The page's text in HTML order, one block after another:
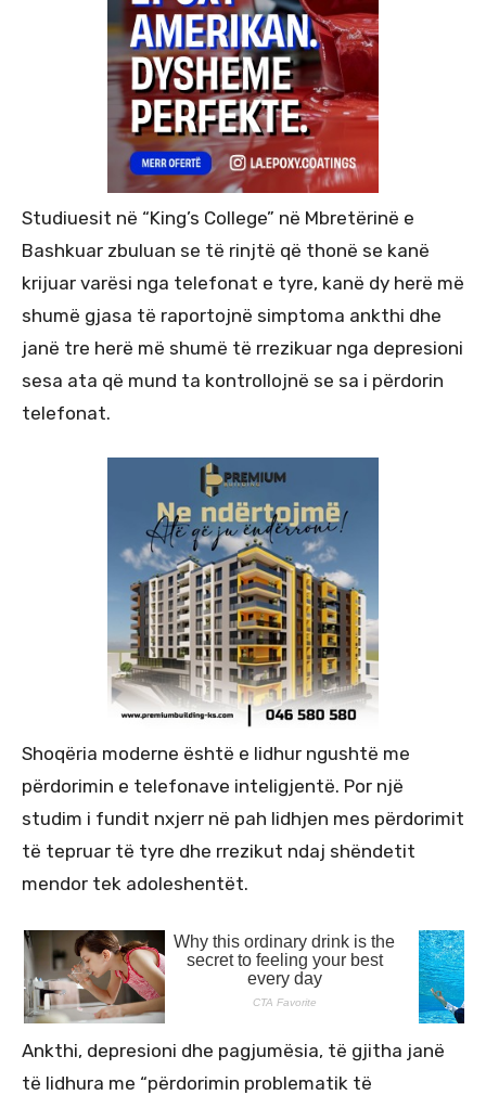
Studiuesit në “King’s College” në Mbretërinë e
Bashkuar zbuluan se të rinjtë që thonë se kanë
krijuar varësi nga telefonat e tyre, kanë dy herë më
shumë gjasa të raportojnë simptoma ankthi dhe
janë tre herë më shumë të rrezikuar nga depresioni
sesa ata që mund ta kontrollojnë se sa i përdorin
telefonat.
Shoqëria moderne është e lidhur ngushtë me
përdorimin e telefonave inteligjentë. Por një
studim i fundit nxjerr në pah lidhjen mes përdorimit
të tepruar të tyre dhe rrezikut ndaj shëndetit
mendor tek adoleshentët.
Ankthi, depresioni dhe pagjumësia, të gjitha janë
të lidhura me “përdorimin problematik të